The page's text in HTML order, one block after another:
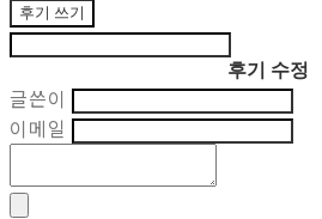
후기 쓰기
후기 수정
글쓴이
이메일